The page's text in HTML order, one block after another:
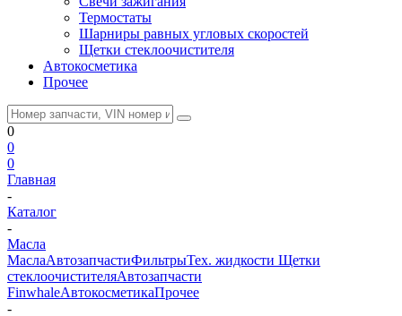
Термостаты
Шарниры равных угловых скоростей
Щетки стеклоочистителя
Автокосметика
Прочее
0
0
0
Главная
-
Каталог
-
Масла
МаслаАвтозапчастиФильтрыТех. жидкости Щетки
стеклоочистителяАвтозапчасти
FinwhaleАвтокосметикаПрочее
-